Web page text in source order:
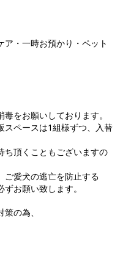
・一時お預かり・ペット
をお願いしております。
ペースは1組様ずつ、入替
ち頂くこともございますの
愛犬の逃亡を防止する
お願い致します。
の為、